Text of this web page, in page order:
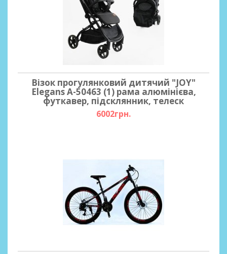
Візок прогулянковий дитячий "JOY"
Elegans A-50463 (1) рама алюмінієва,
футкавер, підсклянник, телеск
6002грн.